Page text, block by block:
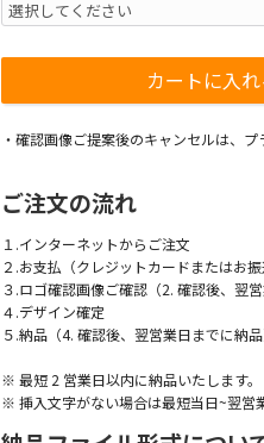
・確認画像ご提案後のキャンセルは、
ご注文の流れ
１.インターネットからご注文
２.お支払（クレジットカードまたはお振
３.ロゴ確認画像ご確認（2. 確認後、翌営
４.デザイン確定
５.納品（4. 確認後、翌営業日までに納品
※ 最短 2 営業日以内に納品いたします。
※ 挿入文字がない場合は最短当日~翌営